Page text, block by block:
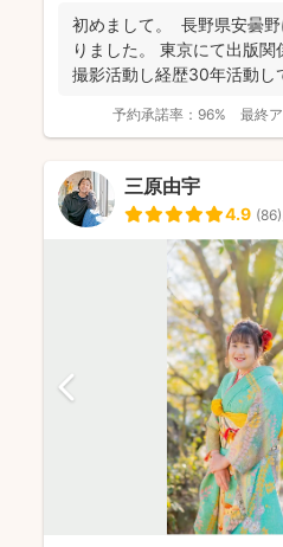
初めまして。 長野県安曇
りました。 東京にて出版
撮影活動し経歴30年活動
予約承諾率： 96% 最終
三原由宇
4.9 (86)